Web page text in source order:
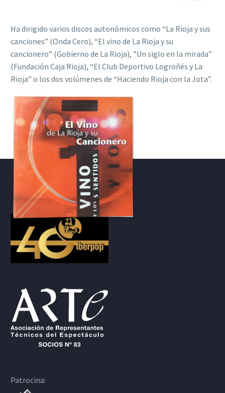
Ha dirigido varios discos autonómicos como “La Rioja y sus
canciones” (Onda Cero), “El vino de La Rioja y su
cancionero” (Gobierno de La Rioja), ”Un siglo en la mirada”
(Fundación Caja Rioja), “El Club Deportivo Logroñés y La
Rioja” o los dos volúmenes de “Haciendo Rioja con la Jota”.
Patrocina: